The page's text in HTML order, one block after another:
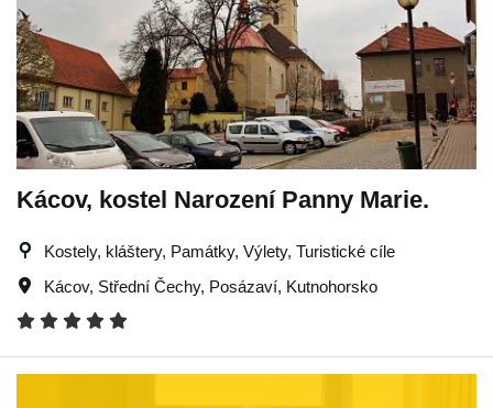
Kácov, kostel Narození Panny Marie.
Kostely, kláštery, Památky, Výlety, Turistické cíle
Kácov, Střední Čechy, Posázaví, Kutnohorsko